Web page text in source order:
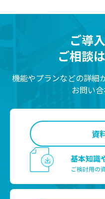
ご導
ご相談
機能やプランなどの詳細
お問い
資
基本知識
ご検討用の